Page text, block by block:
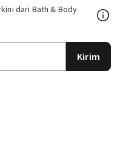
dari Bath & Body
Kirim